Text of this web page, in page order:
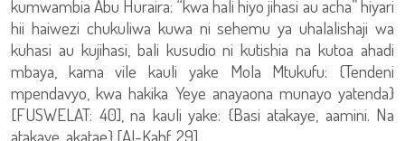
kumwambia Abu Huraira: “kwa hali hiyo jihasi au acha” hiyari
hii haiwezi chukuliwa kuwa ni sehemu ya uhalalishaji wa
kuhasi au kujihasi, bali kusudio ni kutishia na kutoa ahadi
mbaya, kama vile kauli yake Mola Mtukufu: {Tendeni
mpendavyo, kwa hakika Yeye anayaona munayo yatenda}
[FUSWELAT: 40], na kauli yake: {Basi atakaye, aamini. Na
atakaye, akatae} [Al-Kahf, 29]